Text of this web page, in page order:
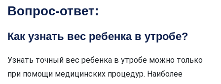
Вопрос-ответ:
Как узнать вес ребенка в утробе?
Узнать точный вес ребенка в утробе можно только
при помощи медицинских процедур. Наиболее